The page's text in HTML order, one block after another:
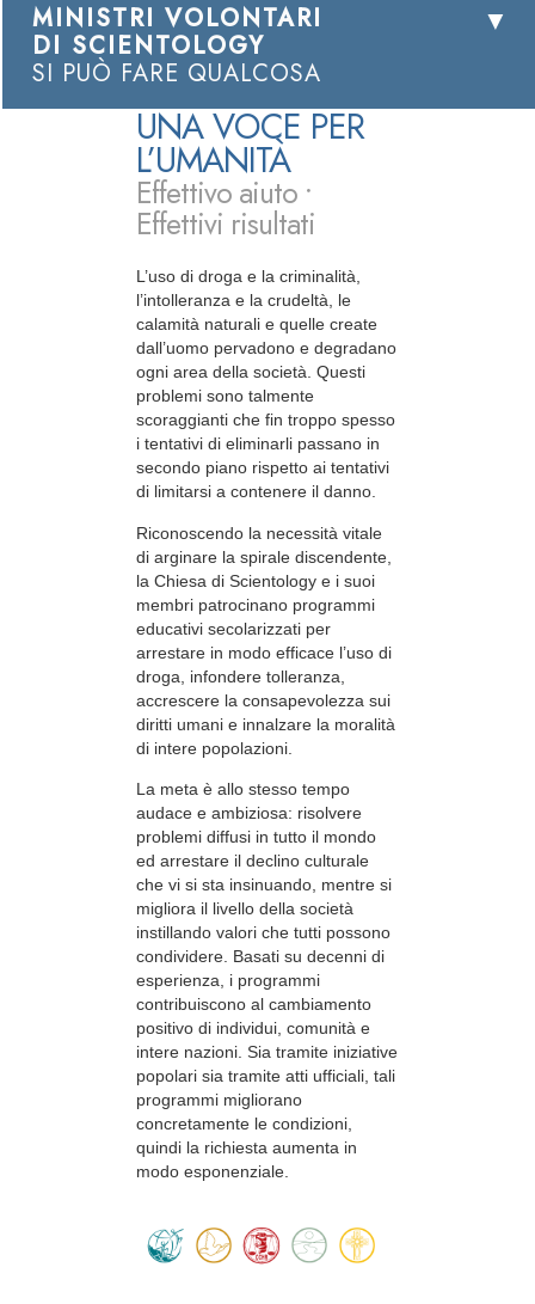
MINISTRI VOLONTARI
DI SCIENTOLOGY
SI PUÒ FARE QUALCOSA
UNA VOCE PER
L’UMANITÀ
Effettivo aiuto •
Effettivi risultati
L’uso di droga e la criminalità,
l’intolleranza e la crudeltà, le
calamità naturali e quelle create
dall’uomo pervadono e degradano
ogni area della società. Questi
problemi sono talmente
scoraggianti che fin troppo spesso
i tentativi di eliminarli passano in
secondo piano rispetto ai tentativi
di limitarsi a contenere il danno.
Riconoscendo la necessità vitale
di arginare la spirale discendente,
la Chiesa di Scientology e i suoi
membri patrocinano programmi
educativi secolarizzati per
arrestare in modo efficace l’uso di
droga, infondere tolleranza,
accrescere la consapevolezza sui
diritti umani e innalzare la moralità
di intere popolazioni.
La meta è allo stesso tempo
audace e ambiziosa: risolvere
problemi diffusi in tutto il mondo
ed arrestare il declino culturale
che vi si sta insinuando, mentre si
migliora il livello della società
instillando valori che tutti possono
condividere. Basati su decenni di
esperienza, i programmi
contribuiscono al cambiamento
positivo di individui, comunità e
intere nazioni. Sia tramite iniziative
popolari sia tramite atti ufficiali, tali
programmi migliorano
concretamente le condizioni,
quindi la richiesta aumenta in
modo esponenziale.